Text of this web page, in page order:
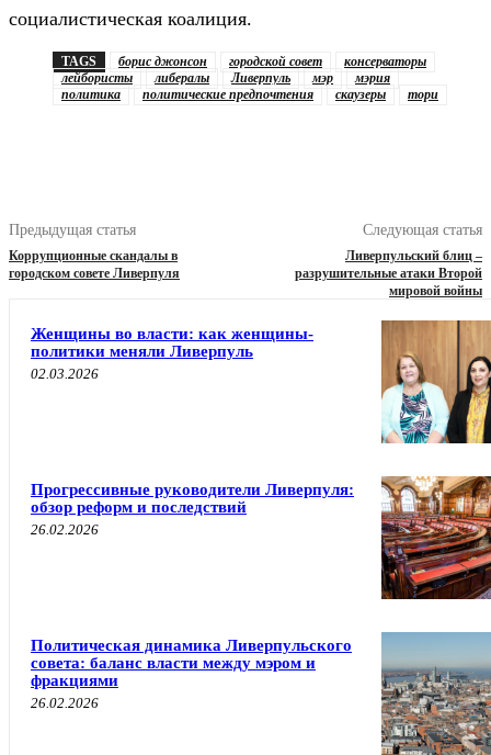
социалистическая коалиция.
TAGS борис джонсон городской совет
консерваторы
лейбористы
либералы Ливерпуль мэр
мэрия
политика
политические предпочтения скаузеры тори
Предыдущая статья
Коррупционные скандалы в
городском совете Ливерпуля
Следующая статья
Ливерпульский блиц –
разрушительные атаки Второй
мировой войны
Женщины во власти: как женщины-
политики меняли Ливерпуль
02.03.2026
Прогрессивные руководители Ливерпуля:
обзор реформ и последствий
26.02.2026
Политическая динамика Ливерпульского
совета: баланс власти между мэром и
фракциями
26.02.2026